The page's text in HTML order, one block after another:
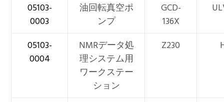
05103-
0003
油回転真空ポ
ンプ
GCD-
136X
05103-
0004
NMRデータ処
理システム用
ワークステー
ション
Z230